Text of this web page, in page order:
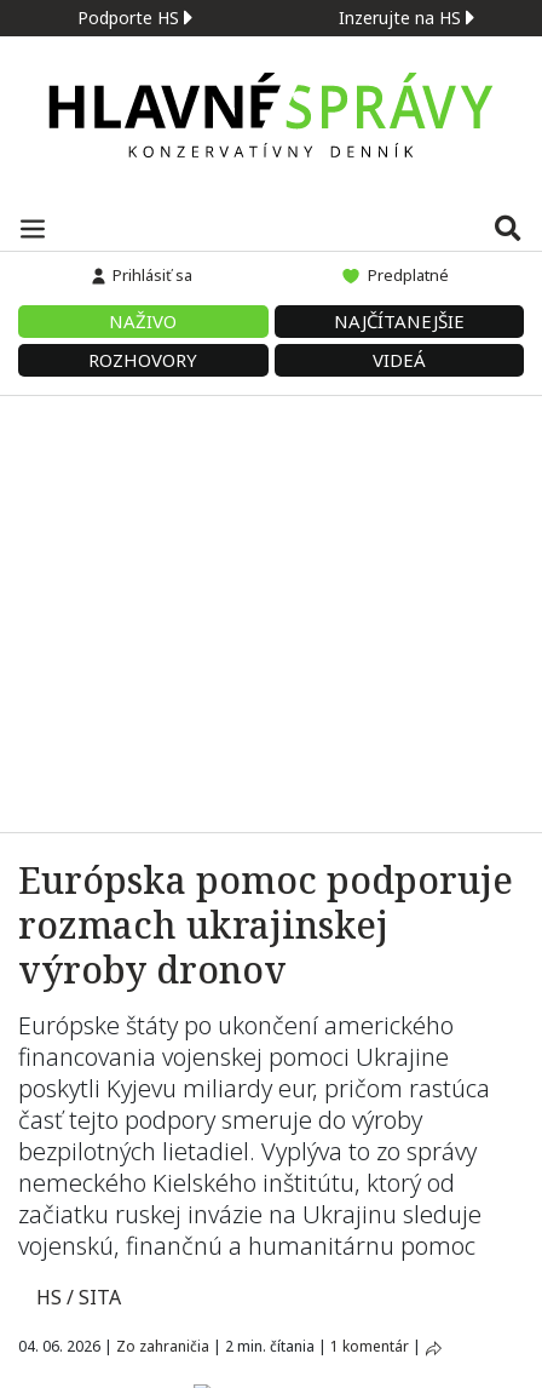
Podporte HS Inzerujte na HS
Prihlásiť sa Predplatné
NAŽIVO
NAJČÍTANEJŠIE
ROZHOVORY
VIDEÁ
Európska pomoc podporuje
rozmach ukrajinskej
výroby dronov
Európske štáty po ukončení amerického
financovania vojenskej pomoci Ukrajine
poskytli Kyjevu miliardy eur, pričom rastúca
časť tejto podpory smeruje do výroby
bezpilotných lietadiel. Vyplýva to zo správy
nemeckého Kielského inštitútu, ktorý od
začiatku ruskej invázie na Ukrajinu sleduje
vojenskú, finančnú a humanitárnu pomoc
HS / SITA
04. 06. 2026 | Zo zahraničia | 2 min. čítania | 1 komentár |